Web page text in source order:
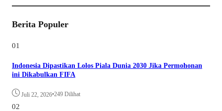
Berita Populer
01
Indonesia Dipastikan Lolos Piala Dunia 2030 Jika Permohonan
ini Dikabulkan FIFA
Juli 22, 2026•249 Dilihat
02